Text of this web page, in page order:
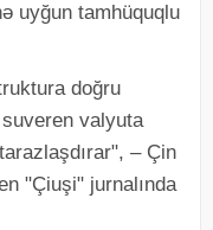
uyğun tamhüquqlu
doğru
valyuta
– Çin
"Çiuşi" jurnalında